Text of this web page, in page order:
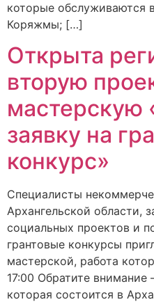
которые обслуживаются
Коряжмы; […]
Открыта
вторую
мастерскую
заявку на
конкурс»
Специалисты
Архангельской области,
социальных проектов и
грантовые конкурсы
мастерской, работа
17:00 Обратите внимание
которая состоится в